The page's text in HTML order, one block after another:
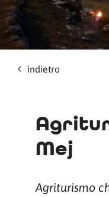
indietro
Mej
Agriturismo